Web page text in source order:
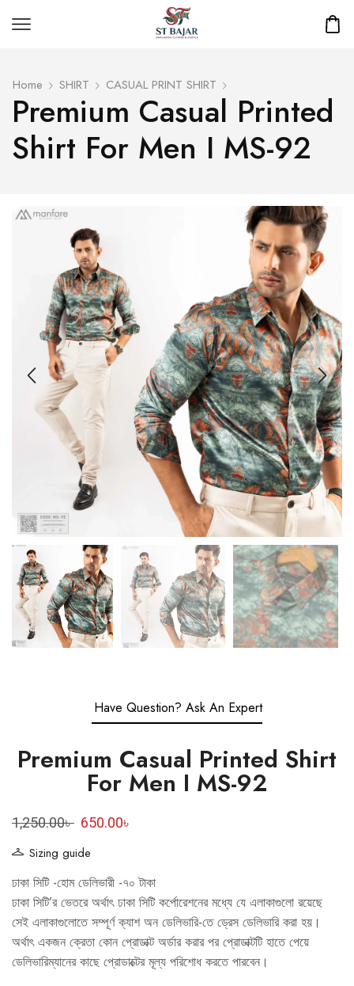
Home SHIRT CASUAL PRINT SHIRT
Premium Casual Printed
Shirt For Men I MS-92
Have Question? Ask An Expert
Premium Casual Printed Shirt
For Men I MS-92
1,250.00৳ 650.00৳
Sizing guide
ঢাকা সিটি -হোম ডেলিভারী -৭০ টাকা
ঢাকা সিটি’র ভেতরে অর্থাৎ ঢাকা সিটি কর্পোরেশনের মধ্যে যে এলাকাগুলো রয়েছে
সেই এলাকাগুলোতে সম্পূর্ণ ক্যাশ অন ডেলিভারি-তে ড্রেস ডেলিভারি করা হয়।
অর্থাৎ একজন ক্রেতা কোন প্রোডাক্ট অর্ডার করার পর প্রোডাক্টটি হাতে পেয়ে
ডেলিভারিম্যানের কাছে প্রোডাক্টের মূল্য পরিশোধ করতে পারবেন।